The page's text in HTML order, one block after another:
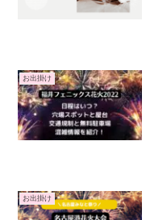
お出掛け
お出掛け